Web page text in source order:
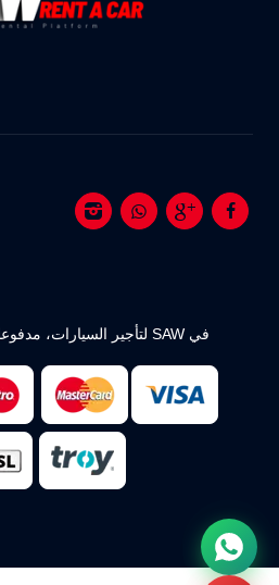
في SAW لتأجير السيارات، مدفوعاتك آمنة بنسبة 100%.